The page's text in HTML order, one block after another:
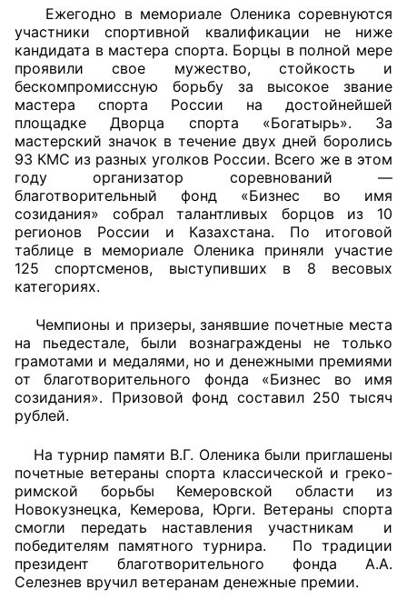
О Палате
Структура Палаты
Комиссии
Экспертный совет ОП КО
Совет ОП КО
Общественный штаб
Члены ОП КО
Документы ОП КО
Регламент ОП КО
Кодекс этики ОП КО
Положения
Рекомендации
Порядок работы ЦОН
Аппарат ОП КО
Ежегодно в мемориале Оленика соревнуются
участники спортивной квалификации не ниже
кандидата в мастера спорта. Борцы в полной мере
проявили свое мужество, стойкость и
бескомпромиссную борьбу за высокое звание
мастера спорта России на достойнейшей
площадке Дворца спорта «Богатырь». За
мастерский значок в течение двух дней боролись
93 КМС из разных уголков России. Всего же в этом
году организатор соревнований —
благотворительный фонд «Бизнес во имя
созидания» собрал талантливых борцов из 10
регионов России и Казахстана. По итоговой
таблице в мемориале Оленика приняли участие
125 спортсменов, выступивших в 8 весовых
категориях.
Чемпионы и призеры, занявшие почетные места
на пьедестале, были вознаграждены не только
грамотами и медалями, но и денежными премиями
от благотворительного фонда «Бизнес во имя
созидания». Призовой фонд составил 250 тысяч
рублей.
На турнир памяти В.Г. Оленика были приглашены
почетные ветераны спорта классической и греко-
римской борьбы Кемеровской области из
Новокузнецка, Кемерова, Юрги. Ветераны спорта
смогли передать наставления участникам и
победителям памятного турнира. По традиции
президент благотворительного фонда А.А.
Селезнев вручил ветеранам денежные премии.